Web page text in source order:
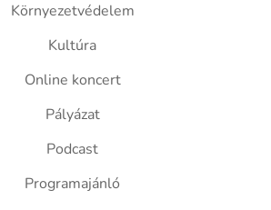
Környezetvédelem
Kultúra
Online koncert
Pályázat
Podcast
Programajánló